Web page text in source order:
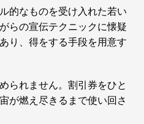
的なものを受け入れた若い
らの宣伝テクニックに懐疑
り、得をする手段を用意す
られません。割引券をひと
が燃え尽きるまで使い回さ